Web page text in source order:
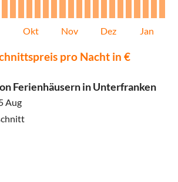
Okt Nov Dez Jan
pro Nacht in €
Ferienhäusern in Unterfranken
Aug